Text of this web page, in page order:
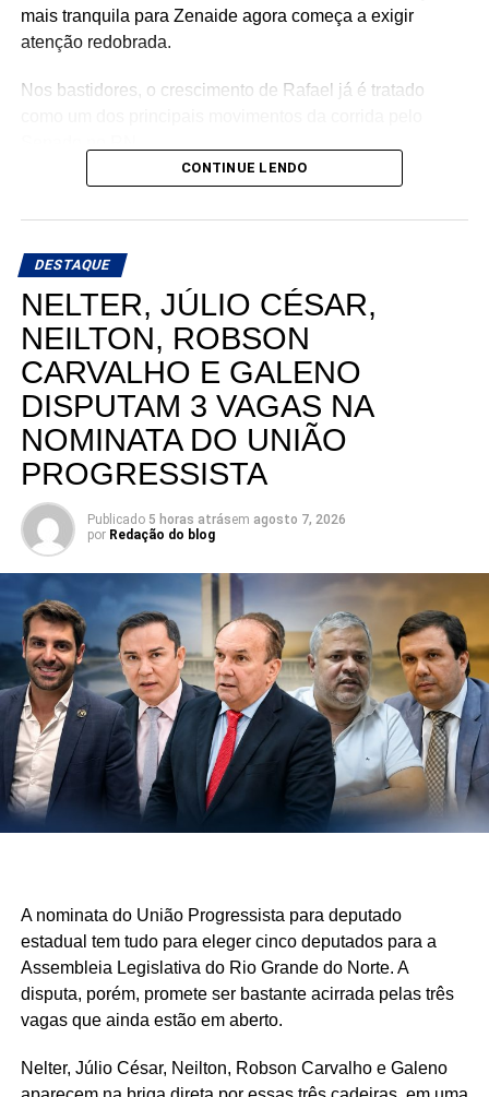
mais tranquila para Zenaide agora começa a exigir
atenção redobrada.
Nos bastidores, o crescimento de Rafael já é tratado
CONTINUE LENDO
DESTAQUE
NELTER, JÚLIO CÉSAR,
NEILTON, ROBSON
CARVALHO E GALENO
DISPUTAM 3 VAGAS NA
NOMINATA DO UNIÃO
PROGRESSISTA
Publicado 5 horas atrásem agosto 7, 2026
por Redação do blog
A nominata do União Progressista para deputado
estadual tem tudo para eleger cinco deputados para a
Assembleia Legislativa do Rio Grande do Norte. A
disputa, porém, promete ser bastante acirrada pelas três
vagas que ainda estão em aberto.
Nelter, Júlio César, Neilton, Robson Carvalho e Galeno